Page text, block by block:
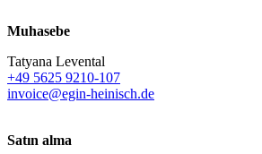
Muhasebe
Tatyana Levental
+49 5625 9210-107
invoice@egin-heinisch.de
Satın alma